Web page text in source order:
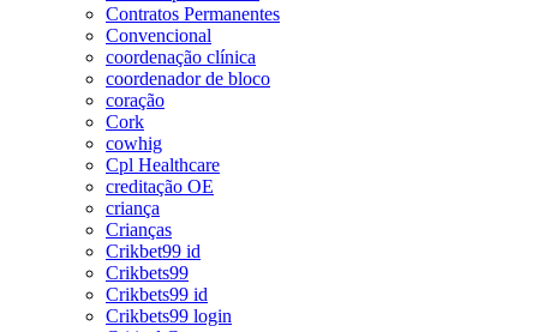
Contratos Permanentes
Convencional
coordenação clínica
coordenador de bloco
coração
Cork
cowhig
Cpl Healthcare
creditação OE
criança
Crianças
Crikbet99 id
Crikbets99
Crikbets99 id
Crikbets99 login